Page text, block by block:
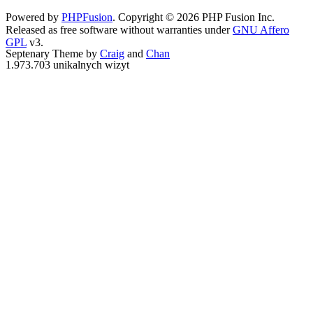
Powered by PHPFusion. Copyright © 2026 PHP Fusion Inc.
Released as free software without warranties underGNU Affero
GPL v3.
Septenary Theme by Craig and Chan
1.973.703 unikalnych wizyt